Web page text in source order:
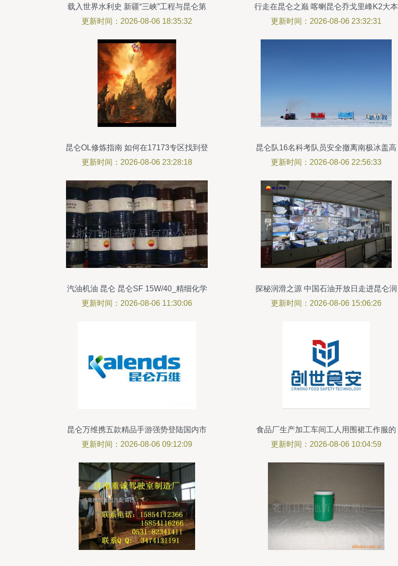
载入世界水利史 新疆“三峡”工程与昆仑第
一村的震撼传奇
更新时间：2026-08-06 18:35:32
行走在昆仑之巅 喀喇昆仑乔戈里峰K2大本
营徒步记事
更新时间：2026-08-06 23:32:31
昆仑OL修炼指南 如何在17173专区找到登
顶之路
更新时间：2026-08-06 23:28:18
昆仑队16名科考队员安全撤离南极冰盖高
原，凯旋而归
更新时间：2026-08-06 22:56:33
汽油机油 昆仑 昆仑SF 15W/40_精细化学
品_世界工厂网中国产品信息库
更新时间：2026-08-06 11:30:06
探秘润滑之源 中国石油开放日走进昆仑润
滑北京润滑油厂
更新时间：2026-08-06 15:06:26
昆仑万维携五款精品手游强势登陆国内市
场
更新时间：2026-08-06 09:12:09
食品厂生产加工车间工人用围裙工作服的
选择与使用指南
更新时间：2026-08-06 10:04:59